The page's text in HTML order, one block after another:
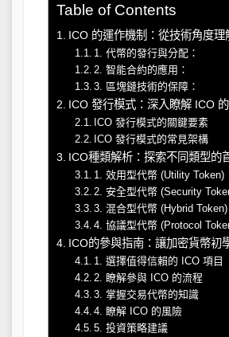
Table of Contents
ICO 的運作機制：從技術角度理
1. 代幣的發行與分配：
2. 智能合約的應用：
3. 區塊鏈技術的保障：
ICO 發行模式：深入瞭解 ICO
ICO 發行模式的關鍵要素
ICO 發行模式的常見架構
ICO種類解析：探索不同類型的
1. 效用型代幣 (Utility Token)
2. 安全型代幣 (Security
3. 混合型代幣 (Hybrid Token)
4. 協議型代幣 (Protocol
ICO的參與指南：讓加密貨幣初
1. 選擇值得信賴的 ICO 項目
2. 瞭解參與 ICO 的流程
3. 掌握交易代幣的知識
4. 瞭解 ICO 的風險
5. 投資策略建議